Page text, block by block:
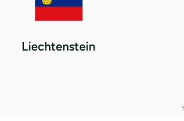
Liechtenstein